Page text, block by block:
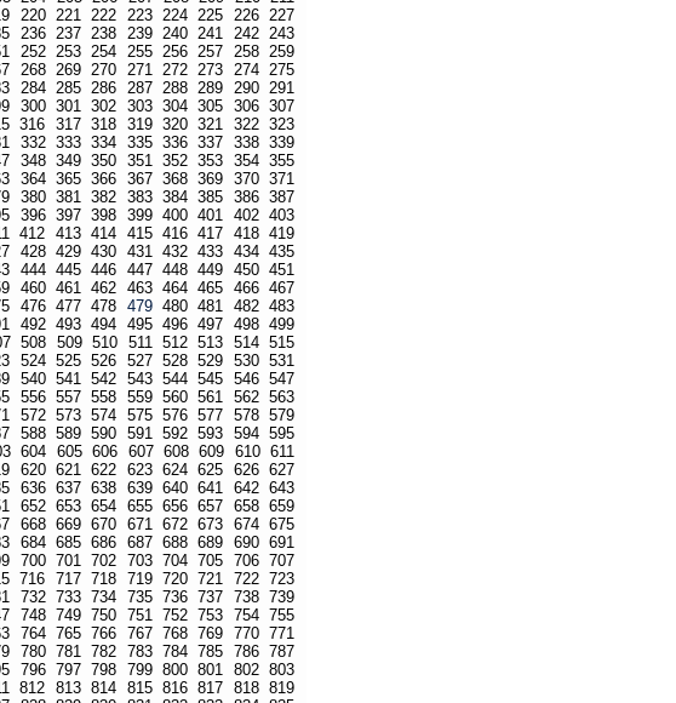
220 221 222 223 224 225 226 227
236 237 238 239 240 241 242 243
252 253 254 255 256 257 258 259
268 269 270 271 272 273 274 275
284 285 286 287 288 289 290 291
300 301 302 303 304 305 306 307
316 317 318 319 320 321 322 323
332 333 334 335 336 337 338 339
348 349 350 351 352 353 354 355
364 365 366 367 368 369 370 371
380 381 382 383 384 385 386 387
396 397 398 399 400 401 402 403
412 413 414 415 416 417 418 419
428 429 430 431 432 433 434 435
444 445 446 447 448 449 450 451
460 461 462 463 464 465 466 467
476 477 478 479 480 481 482 483
492 493 494 495 496 497 498 499
508 509 510 511 512 513 514 515
524 525 526 527 528 529 530 531
540 541 542 543 544 545 546 547
556 557 558 559 560 561 562 563
572 573 574 575 576 577 578 579
588 589 590 591 592 593 594 595
604 605 606 607 608 609 610 611
620 621 622 623 624 625 626 627
636 637 638 639 640 641 642 643
652 653 654 655 656 657 658 659
668 669 670 671 672 673 674 675
684 685 686 687 688 689 690 691
700 701 702 703 704 705 706 707
716 717 718 719 720 721 722 723
732 733 734 735 736 737 738 739
748 749 750 751 752 753 754 755
764 765 766 767 768 769 770 771
780 781 782 783 784 785 786 787
796 797 798 799 800 801 802 803
812 813 814 815 816 817 818 819